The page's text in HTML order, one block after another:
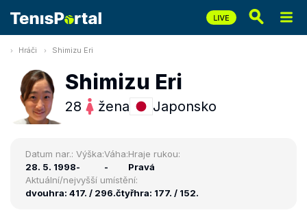
Hráči Shimizu Eri
Shimizu Eri
28 žena Japonsko
Datum nar.:
28. 5. 1998
Výška:
-
Váha:
-
Hraje rukou:
Pravá
Aktuální/nejvyšší umístění:
dvouhra: 417. / 296.čtyřhra: 177. / 152.